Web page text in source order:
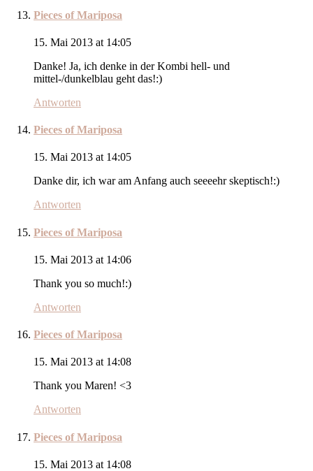
Pieces of Mariposa
15. Mai 2013 at 14:05
Danke! Ja, ich denke in der Kombi hell- und
mittel-/dunkelblau geht das!:)
Antworten
Pieces of Mariposa
15. Mai 2013 at 14:05
Danke dir, ich war am Anfang auch seeeehr skeptisch!:)
Antworten
Pieces of Mariposa
15. Mai 2013 at 14:06
Thank you so much!:)
Antworten
Pieces of Mariposa
15. Mai 2013 at 14:08
Thank you Maren! <3
Antworten
Pieces of Mariposa
15. Mai 2013 at 14:08